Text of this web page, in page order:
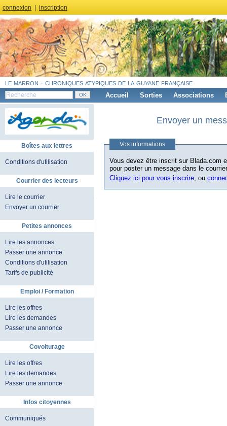
connexion inscription
le marron - chroniques atypiques de la guyane française
Accueil Sorties Associations
Boîtes aux lettres
Conditions d'utilisation
Courrier des lecteurs
Lire le courrier
Envoyer un courrier
Petites annonces
Lire les annonces
Passer une annonce
Conditions d'utilisation
Tarifs de publicité
Emploi / Formation
Lire les offres
Lire les demandes
Passer une annonce
Covoiturage
Lire les offres
Lire les demandes
Passer une annonce
Infos citoyennes
Communiqués
Envoyer un
Vos informations
Vous devez être inscrit sur Blada.com
pour poster un message dans le
Cliquez ici pour vous inscrire, ou